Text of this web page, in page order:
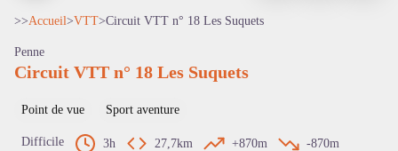
Voir l'image en plein écran
>>Accueil>VTT>Circuit VTT n° 18 Les Suquets
Penne
Circuit VTT n° 18 Les Suquets
Point de vue Sport aventure
Difficile 3h 27,7km +870m
-870m